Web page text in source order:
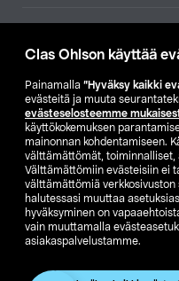
Clas Ohlson käyttää
Painamalla ”Hyväksy kaikki
evästeitä ja muuta
evästeselosteemme
käyttökokemuksen
mainonnan kohdentamiseen.
välttämättömät, toiminnalliset,
Välttämättömiin evästeisiin ei
välttämättömiä
halutessasi muuttaa
hyväksyminen on
vain muuttamalla
asiakaspalvelustamme.
SE